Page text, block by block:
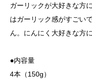
ガーリックが大好きな方
はガーリック感がすごい
ん。にんにく大好きな方
●内容量
4本（150g）